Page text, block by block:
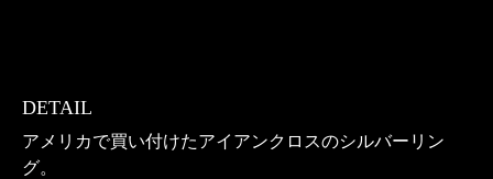
DETAIL
アメリカで買い付けたアイアンクロスのシルバーリン
グ。